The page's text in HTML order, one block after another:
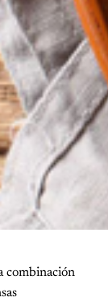
combinación